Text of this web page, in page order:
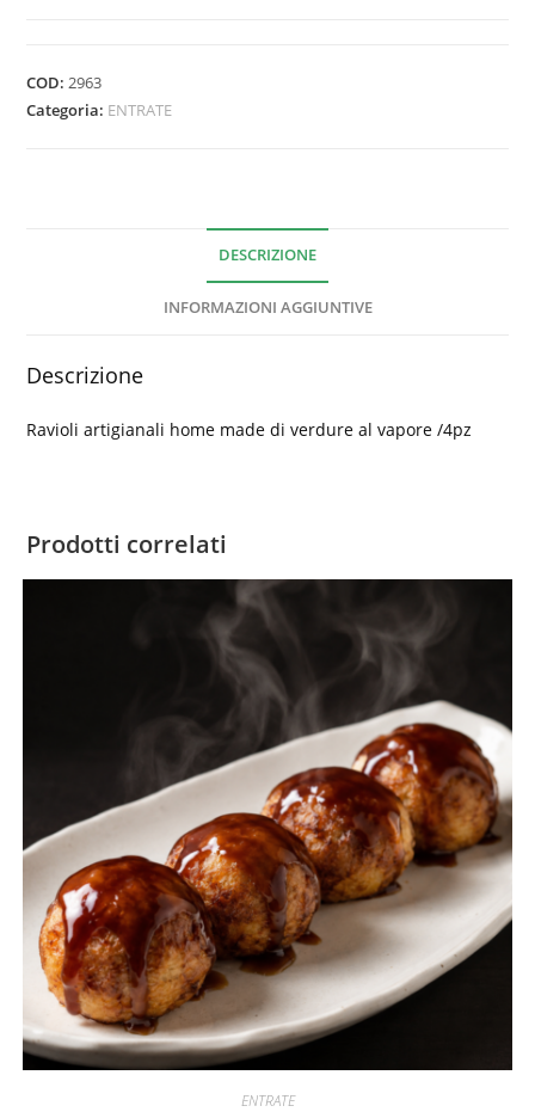
quantità
COD:2963
Categoria: ENTRATE
DESCRIZIONE
INFORMAZIONI AGGIUNTIVE
Descrizione
Ravioli artigianali home made di verdure al vapore /4pz
Prodotti correlati
ENTRATE